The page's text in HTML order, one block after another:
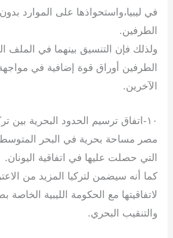
في ليبيا،واستحواذها على الموارد
الطرفين.
ولذلك فإن التنسيق بينهما في الملف
الطرفين أوراق قوة إضافية في
الآخرين.
‏١٠-اتفاق ترسيم الحدود البحرية
مصر مساحة بحرية في البحر
التي حصلت عليها في اتفاقية اليونان.
كما أنه سيضمن لتركيا المزيد من
لاتفاقيتها مع الحكومة الليبية الخاصة
والتنقيب البحري.